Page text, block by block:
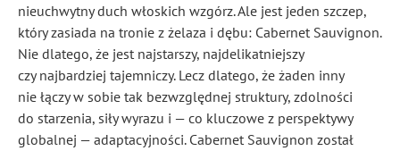
nieuchwytny duch włoskich wzgórz. Ale jest jeden szczep,
który zasiada na tronie z żelaza i dębu: Cabernet Sauvignon.
Nie dlatego, że jest najstarszy, najdelikatniejszy
czy najbardziej tajemniczy. Lecz dlatego, że żaden inny
nie łączy w sobie tak bezwzględnej struktury, zdolności
do starzenia, siły wyrazu i — co kluczowe z perspektywy
globalnej — adaptacyjności. Cabernet Sauvignon został